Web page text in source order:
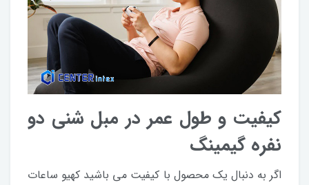
کیفیت و طول عمر در مبل شنی دو
نفره گیمینگ
اگر به دنبال یک محصول با کیفیت می باشید کهیو ساعات